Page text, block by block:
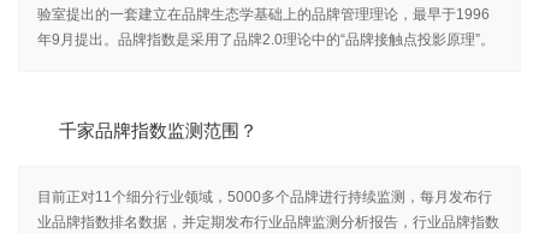
验室提出的一套建立在品牌生态学基础上的品牌管理理论，最早于1996
年9月提出。品牌指数是采用了品牌2.0理论中的“品牌接触点投影原理”。
千家品牌指数监测范围？
目前正对11个细分行业领域，5000多个品牌进行持续监测，每月发布行
业品牌指数排名数据，并定期发布行业品牌监测分析报告，行业品牌指数